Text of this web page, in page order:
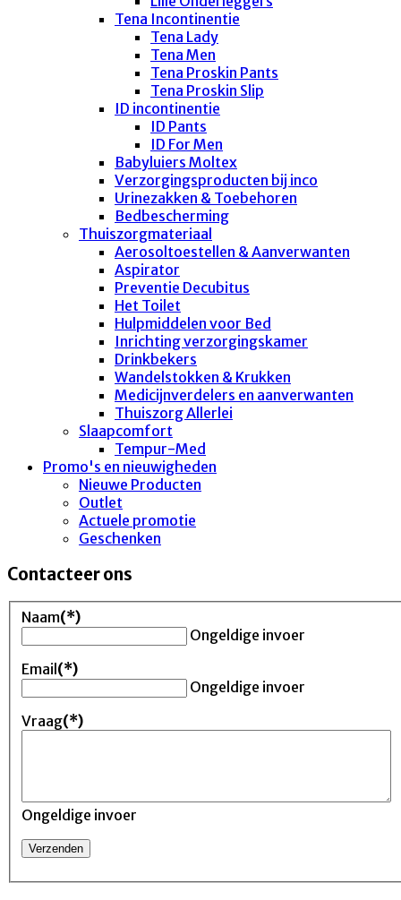
Tena Incontinentie
Tena Lady
Tena Men
Tena Proskin Pants
Tena Proskin Slip
ID incontinentie
ID Pants
ID For Men
Babyluiers Moltex
Verzorgingsproducten bij inco
Urinezakken & Toebehoren
Bedbescherming
Thuiszorgmateriaal
Aerosoltoestellen & Aanverwanten
Aspirator
Preventie Decubitus
Het Toilet
Hulpmiddelen voor Bed
Inrichting verzorgingskamer
Drinkbekers
Wandelstokken & Krukken
Medicijnverdelers en aanverwanten
Thuiszorg Allerlei
Slaapcomfort
Tempur-Med
Promo's en nieuwigheden
Nieuwe Producten
Outlet
Actuele promotie
Geschenken
Contacteer ons
Naam(*)
Ongeldige invoer
Email(*)
Ongeldige invoer
Vraag(*)
Ongeldige invoer